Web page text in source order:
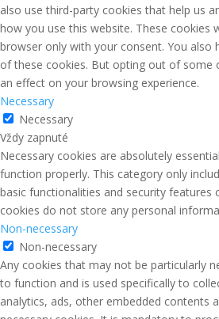
also use third-party cookies that help us
how you use this website. These cookies
browser only with your consent. You
of these cookies. But opting out of some
an effect on your browsing experience.
Necessary
Necessary
Vždy zapnuté
Necessary cookies are absolutely
function properly. This category only
basic functionalities and security features
cookies do not store any personal
Non-necessary
Non-necessary
Any cookies that may not be particularly
to function and is used specifically to
analytics, ads, other embedded contents